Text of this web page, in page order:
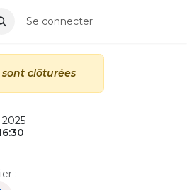
Se connecter
sont clôturées
: